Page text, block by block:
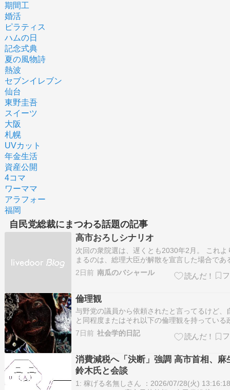
期間工
婚活
ピラティス
ハムの日
記念式典
夏の風物詩
熱波
セブンイレブン
仙台
東野圭吾
スイーツ
大阪
札幌
UVカット
年金生活
資産公開
4コマ
ワーママ
アラフォー
福岡
自民党総裁にまつわる話題の記事
高市おろしシナリオ
次回の衆院選は、遅くとも2030年2月。 これよ
まるのは、総理大臣が解散を宣言した場合であ
かし、今年せっかく過半数を取ったのに、内閣
の下がっている今、解散する筈がない。 自民
臣在任中に、自民党総裁…
2日前 南瓜のバシャール
倫理観
与野党の議員から依頼されたと言ってるけど、
と同程度またはそれ以下の倫理観を持っている
は、維新、国民民主、参政、日本保守だろうか
党というのはこの中のどれかなんだろうか。チ
たいなら自前で出来る。総裁選で小泉氏批評…
7日前 社会学的日記
消費減税へ「決断」強調 高市首相、麻
鈴木氏と会談
1: 稼げる名無しさん ：2026/07/28(火)